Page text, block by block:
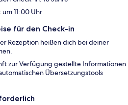
11:00 Uhr
für den Check-in
Rezeption heißen dich bei deiner
zur Verfügung gestellte Informationen
Übersetzungstools